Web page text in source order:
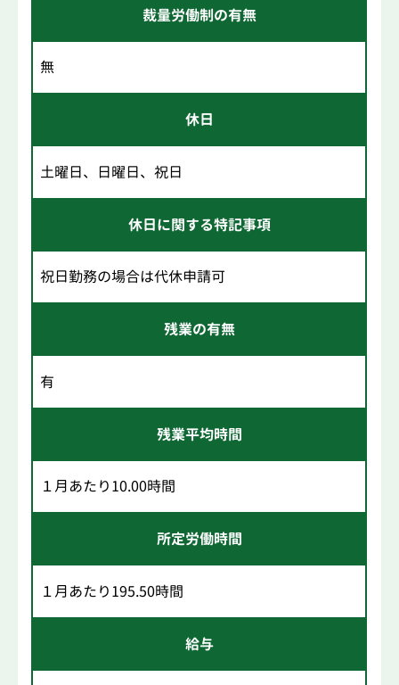
裁量労働制の有無
無
休日
土曜日、日曜日、祝日
休日に関する特記事項
祝日勤務の場合は代休申請可
残業の有無
有
残業平均時間
１月あたり10.00時間
所定労働時間
１月あたり195.50時間
給与